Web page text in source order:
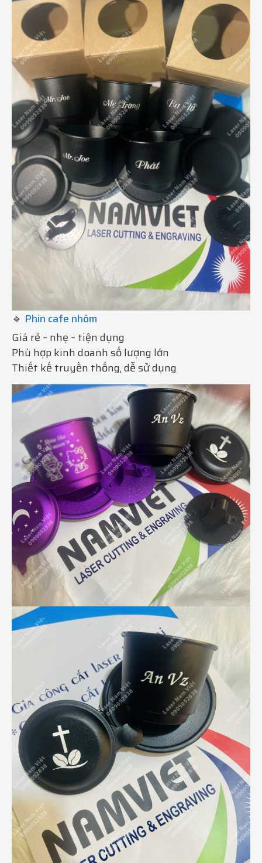
🔹 Phin cafe nhôm
Giá rẻ – nhẹ – tiện dụng
Phù hợp kinh doanh số lượng lớn
Thiết kế truyền thống, dễ sử dụng